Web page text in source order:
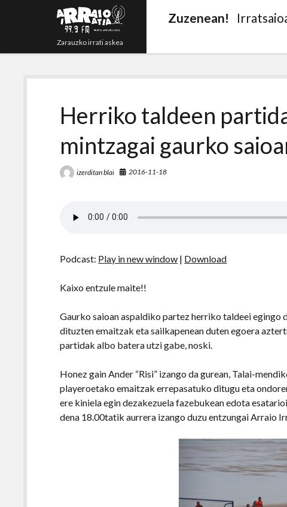
Zarauzko irrati askea
Zuzenean!
Herriko taldeen
mintzagai gaurko
izerditan blai 2016-11-18
Podcast: Play in new window | Download
Kaixo entzule maite!!
Gaurko saioan aspaldiko partez herriko taldeei egingo
dituzten emaitzak eta sailkapenean duten egoera
partidak albo batera utzi gabe, noski.
Honez gain Ander “Risi” izango da gurean, Talai-
playeroetako emaitzak errepasatuko ditugu eta
ere kiniela egin dezakezuela fazebukean edota
dena 18.00tatik aurrera izango duzu entzungai Arraio